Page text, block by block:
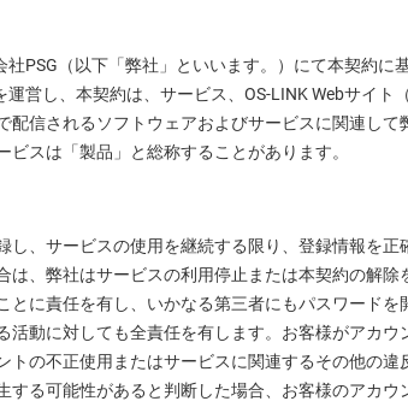
PSG（以下「弊社」といいます。）にて本契約に
営し、本契約は、サービス、OS-LINK Webサイ
信されるソフトウェアおよびサービスに関連し
スは「製品」と総称することがあります。
、サービスの使用を継続する限り、登録情報を
、弊社はサービスの利用停止または本契約の解除
に責任を有し、いかなる第三者にもパスワード
動に対しても全責任を有します。お客様がアカ
の不正使用またはサービスに関連するその他の
る可能性があると判断した場合、お客様のアカ